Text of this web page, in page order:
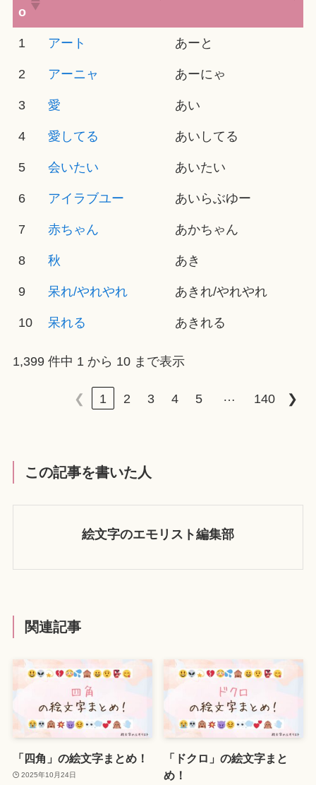
o
1 アート あーと
2 アーニャ あーにゃ
3 愛 あい
4 愛してる あいしてる
5 会いたい あいたい
6 アイラブユー あいらぶゆー
7 赤ちゃん あかちゃん
8 秋 あき
9 呆れ/やれやれ あきれ/やれやれ
10 呆れる あきれる
1,399 件中 1 から 10 まで表示
❮ 1 2 3 4 5 … 140 ❯
この記事を書いた人
絵文字のエモリスト編集部
関連記事
「四角」の絵文字まとめ！
2025年10月24日
「ドクロ」の絵文字まと
め！